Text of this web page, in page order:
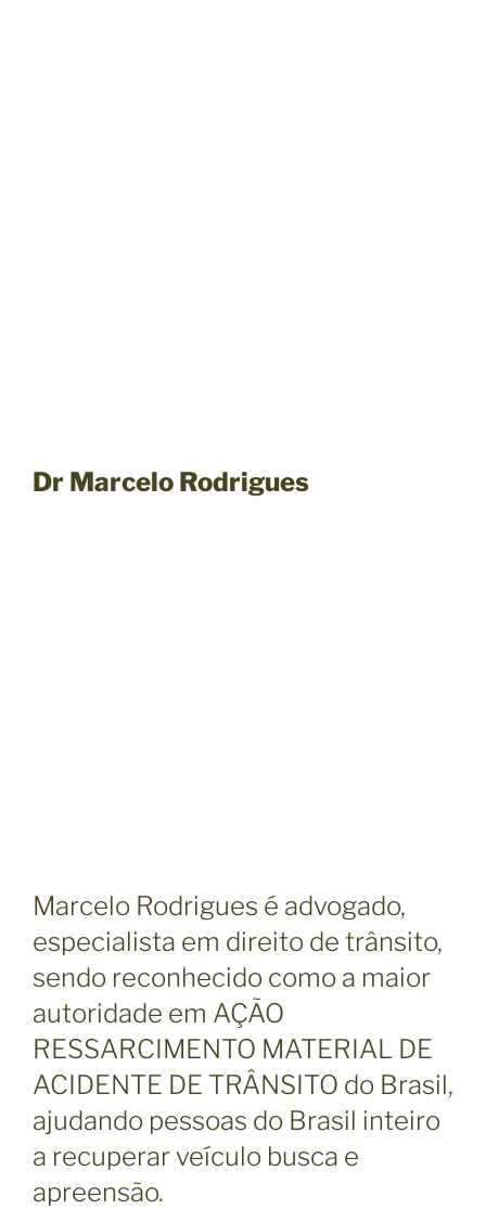
Dr Marcelo Rodrigues
Marcelo Rodrigues é advogado,
especialista em direito de trânsito,
sendo reconhecido como a maior
autoridade em AÇÃO
RESSARCIMENTO MATERIAL DE
ACIDENTE DE TRÂNSITO do Brasil,
ajudando pessoas do Brasil inteiro
a recuperar veículo busca e
apreensão.